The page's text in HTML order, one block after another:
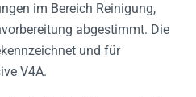
im Bereich Reinigung,
abgestimmt. Die
und für
V4A.